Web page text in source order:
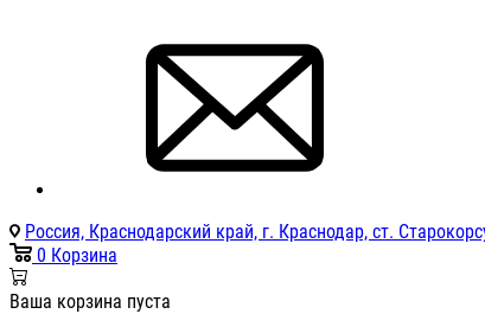
Россия, Краснодарский край, г. Краснодар, ст.
0 Корзина
Ваша корзина пуста